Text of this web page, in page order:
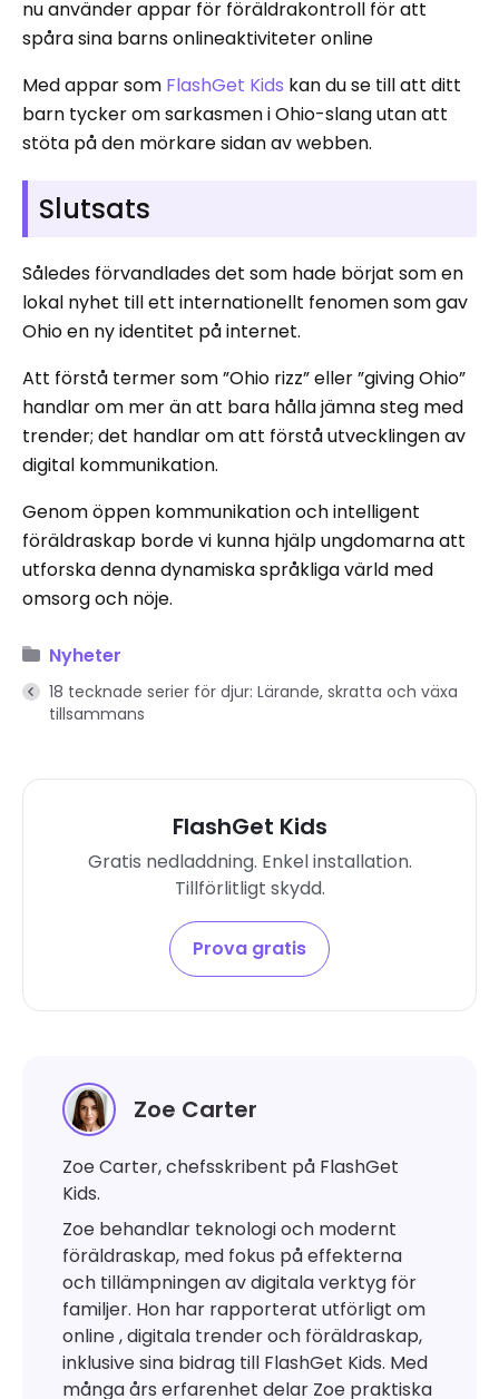
nu använder appar för föräldrakontroll för att
spåra sina barns onlineaktiviteter online
Med appar som FlashGet Kids kan du se till att ditt
barn tycker om sarkasmen i Ohio-slang utan att
stöta på den mörkare sidan av webben.
Slutsats
Således förvandlades det som hade börjat som en
lokal nyhet till ett internationellt fenomen som gav
Ohio en ny identitet på internet.
Att förstå termer som ”Ohio rizz” eller ”giving Ohio”
handlar om mer än att bara hålla jämna steg med
trender; det handlar om att förstå utvecklingen av
digital kommunikation.
Genom öppen kommunikation och intelligent
föräldraskap borde vi kunna hjälp ungdomarna att
utforska denna dynamiska språkliga värld med
omsorg och nöje.
Nyheter
18 tecknade serier för djur: Lärande, skratta och växa
tillsammans
FlashGet Kids
Gratis nedladdning. Enkel installation.
Tillförlitligt skydd.
Prova gratis
Zoe Carter
Zoe Carter, chefsskribent på FlashGet
Kids.
Zoe behandlar teknologi och modernt
föräldraskap, med fokus på effekterna
och tillämpningen av digitala verktyg för
familjer. Hon har rapporterat utförligt om
online , digitala trender och föräldraskap,
inklusive sina bidrag till FlashGet Kids. Med
många års erfarenhet delar Zoe praktiska